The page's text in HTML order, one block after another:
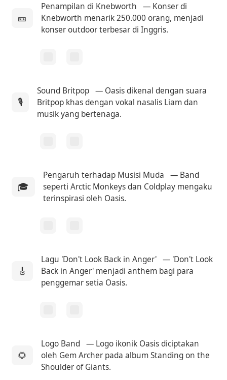
🎫
Penampilan di Knebworth
— Konser di
Knebworth menarik 250.000 orang, menjadi
konser outdoor terbesar di Inggris.
🎙
Sound Britpop — Oasis dikenal dengan suara
Britpop khas dengan vokal nasalis Liam dan
musik yang bertenaga.
🎓
Pengaruh terhadap Musisi Muda
— Band
seperti Arctic Monkeys dan Coldplay mengaku
terinspirasi oleh Oasis.
🎸
Lagu 'Don't Look Back in Anger' — 'Don't Look
Back in Anger' menjadi anthem bagi para
penggemar setia Oasis.
🌻
Logo Band — Logo ikonik Oasis diciptakan
oleh Gem Archer pada album Standing on the
Shoulder of Giants.